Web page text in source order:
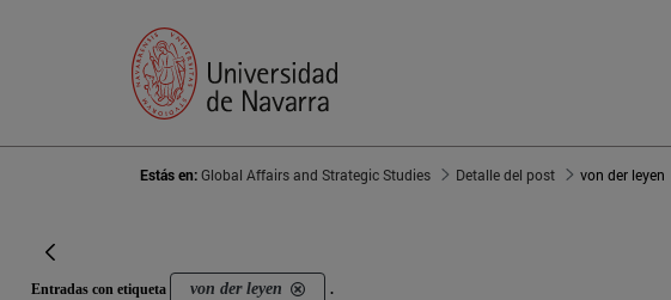
Estás en:Global Affairs and Strategic Studies Detalle del post von der leyen
Entradas con etiqueta von der leyen .